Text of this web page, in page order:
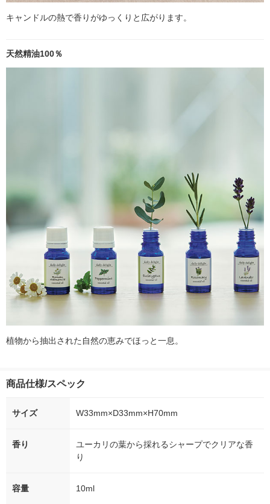
キャンドルの熱で香りがゆっくりと広がります。
天然精油100％
植物から抽出された自然の恵みでほっと一息。
商品仕様/スペック
サイズ W33mm×D33mm×H70mm
香り
ユーカリの葉から採れるシャープでクリアな香
り
容量 10ml